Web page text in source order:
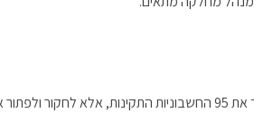
אלא לחקור ולפתור את 5